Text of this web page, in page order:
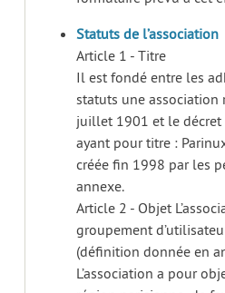
Statuts de l’association
Article 1 - Titre
Il est fondé entre les
statuts une
juillet 1901 et le
ayant pour titre :
créée fin 1998 par les
annexe.
Article 2 - Objet
groupement
(définition donnée en
L’association a pour